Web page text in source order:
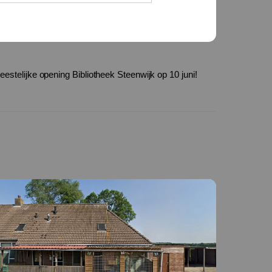
opening Bibliotheek Steenwijk op 10 juni!